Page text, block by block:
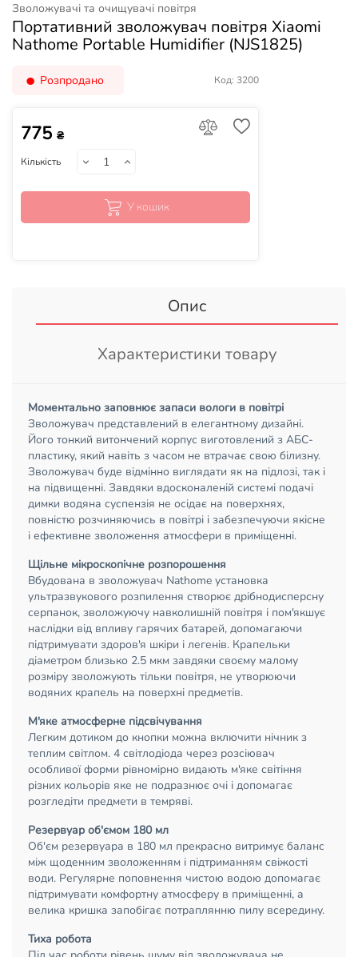
Зволожувачі та очищувачі повітря
Портативний зволожувач повітря Xiaomi
Nathome Portable Humidifier (NJS1825)
Розпродано Код: 3200
775 ₴
Кількість
У кошик
Опис
Характеристики товару
Моментально заповнює запаси вологи в повітрі
Зволожувач представлений в елегантному дизайні.
Його тонкий витончений корпус виготовлений з АБС-
пластику, який навіть з часом не втрачає свою білизну.
Зволожувач буде відмінно виглядати як на підлозі, так і
на підвищенні. Завдяки вдосконаленій системі подачі
димки водяна суспензія не осідає на поверхнях,
повністю розчиняючись в повітрі і забезпечуючи якісне
і ефективне зволоження атмосфери в приміщенні.
Щільне мікроскопічне розпорошення
Вбудована в зволожувач Nathome установка
ультразвукового розпилення створює дрібнодисперсну
серпанок, зволожуючу навколишній повітря і пом'якшує
наслідки від впливу гарячих батарей, допомагаючи
підтримувати здоров'я шкіри і легенів. Крапельки
діаметром близько 2.5 мкм завдяки своєму малому
розміру зволожують тільки повітря, не утворюючи
водяних крапель на поверхні предметів.
М'яке атмосферне підсвічування
Легким дотиком до кнопки можна включити нічник з
теплим світлом. 4 світлодіода через розсіювач
особливої форми рівномірно видають м'яке світіння
різних кольорів яке не подразнює очі і допомагає
розгледіти предмети в темряві.
Резервуар об'ємом 180 мл
Об'єм резервуара в 180 мл прекрасно витримує баланс
між щоденним зволоженням і підтриманням свіжості
води. Регулярне поповнення чистою водою допомагає
підтримувати комфортну атмосферу в приміщенні, а
велика кришка запобігає потраплянню пилу всередину.
Тиха робота